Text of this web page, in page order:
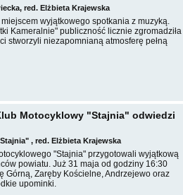
red. Elżbieta Krajewska
wyjątkowego spotkania z muzyką.
Kameralnie" publiczność licznie zgromadziła
stworzyli niezapomnianą atmosferę pełną
Motocyklowy "Stajnia" odwiedzi
, red. Elżbieta Krajewska
"Stajnia" przygotowali wyjątkową
powiatu. Już 31 maja od godziny 16:30
Górną, Zaręby Kościelne, Andrzejewo oraz
upominki.